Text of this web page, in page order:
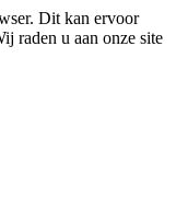
Dit kan ervoor
raden u aan onze site